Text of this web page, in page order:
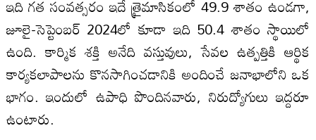
ఇది గత సంవత్సరం ఇదే త్రైమాసికంలో 49.9 శాతం ఉండగా,
జూలై-సెప్టెంబర్‌ 2024లో కూడా ఇది 50.4 శాతం స్థాయిలో
ఉంది. కార్మిక శక్తి అనేది వస్తువులు, సేవల ఉత్పత్తికి ఆర్థిక
కార్యకలాపాలను కొనసాగించడానికి అందించే జనాభాలోని ఒక
భాగం. ఇందులో ఉపాధి పొందినవారు, నిరుద్యోగులు ఇద్దరూ
ఉంటారు.